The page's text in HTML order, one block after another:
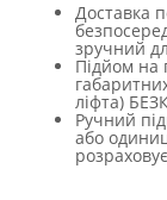
Доставка
зручний
Підйом на
ліфта)
Ручний
або